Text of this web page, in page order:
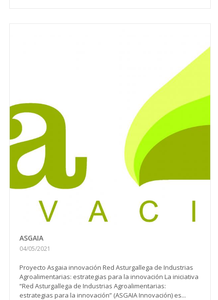
ASGAIA
04/05/2021
Proyecto Asgaia innovación Red Asturgallega de Industrias
Agroalimentarias: estrategias para la innovación La iniciativa
“Red Asturgallega de Industrias Agroalimentarias:
estrategias para la innovación” (ASGAIA Innovación) es...